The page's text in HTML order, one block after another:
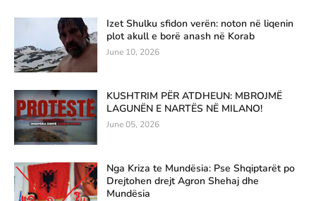
Izet Shulku sfidon verën: noton në liqenin
plot akull e borë anash në Korab
June 10, 2026
KUSHTRIM PËR ATDHEUN: MBROJMË
LAGUNËN E NARTËS NË MILANO!
June 05, 2026
Nga Kriza te Mundësia: Pse Shqiptarët po
Drejtohen drejt Agron Shehaj dhe
Mundësia